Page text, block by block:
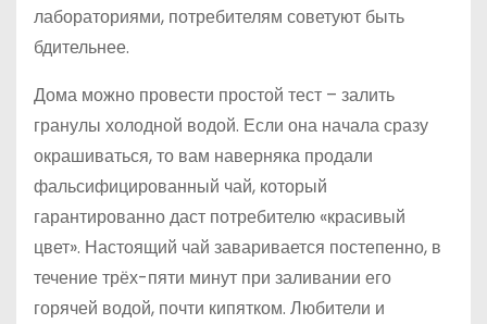
лабораториями, потребителям советуют быть
бдительнее.
Дома можно провести простой тест – залить
гранулы холодной водой. Если она начала сразу
окрашиваться, то вам наверняка продали
фальсифицированный чай, который
гарантированно даст потребителю «красивый
цвет». Настоящий чай заваривается постепенно, в
течение трёх-пяти минут при заливании его
горячей водой, почти кипятком. Любители и